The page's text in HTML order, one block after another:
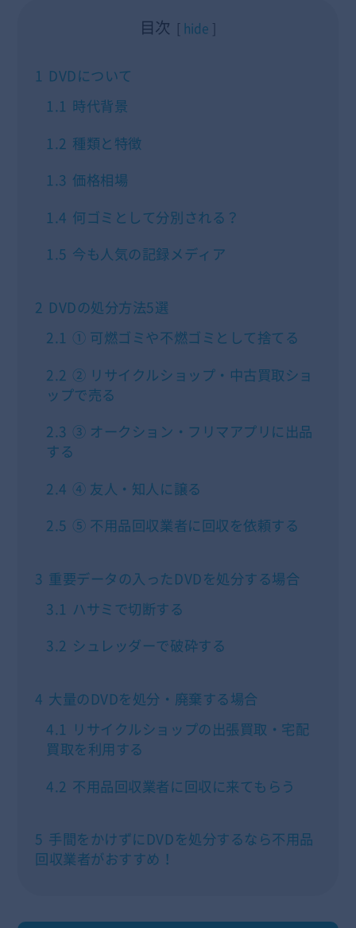
目次 hide
1 DVDについて
1.1 時代背景
1.2 種類と特徴
1.3 価格相場
1.4 何ゴミとして分別される？
1.5 今も人気の記録メディア
2 DVDの処分方法5選
2.1 ① 可燃ゴミや不燃ゴミとして捨てる
2.2 ② リサイクルショップ・中古買取ショ
ップで売る
2.3 ③ オークション・フリマアプリに出品
する
2.4 ④ 友人・知人に譲る
2.5 ⑤ 不用品回収業者に回収を依頼する
3 重要データの入ったDVDを処分する場合
3.1 ハサミで切断する
3.2 シュレッダーで破砕する
4 大量のDVDを処分・廃棄する場合
4.1 リサイクルショップの出張買取・宅配
買取を利用する
4.2 不用品回収業者に回収に来てもらう
5 手間をかけずにDVDを処分するなら不用品
回収業者がおすすめ！